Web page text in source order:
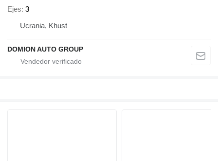
Ejes 3
Ucrania, Khust
DOMION AUTO GROUP